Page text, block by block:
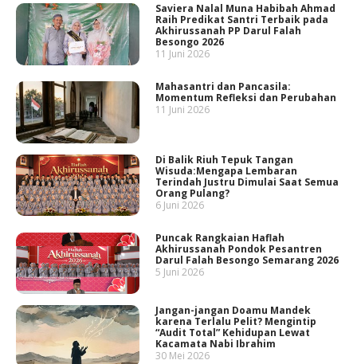
Saviera Nalal Muna Habibah Ahmad
Raih Predikat Santri Terbaik pada
Akhirussanah PP Darul Falah
Besongo 2026
11 Juni 2026
Mahasantri dan Pancasila:
Momentum Refleksi dan Perubahan
11 Juni 2026
Di Balik Riuh Tepuk Tangan
Wisuda:Mengapa Lembaran
Terindah Justru Dimulai Saat Semua
Orang Pulang?
6 Juni 2026
Puncak Rangkaian Haflah
Akhirussanah Pondok Pesantren
Darul Falah Besongo Semarang 2026
5 Juni 2026
Jangan-jangan Doamu Mandek
karena Terlalu Pelit? Mengintip
“Audit Total” Kehidupan Lewat
Kacamata Nabi Ibrahim
30 Mei 2026